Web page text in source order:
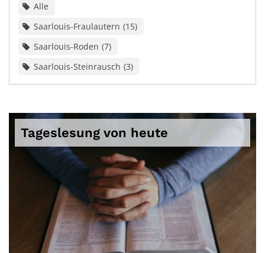
Alle
Saarlouis-Fraulautern 15
Saarlouis-Roden 7
Saarlouis-Steinrausch 3
Tageslesung von heute